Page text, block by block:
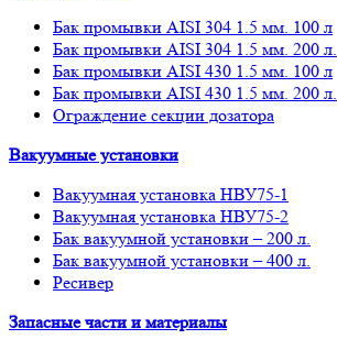
Бак промывки AISI 304 1.5 мм. 100 л
Бак промывки AISI 304 1.5 мм. 200 л.
Бак промывки AISI 430 1.5 мм. 100 л
Бак промывки AISI 430 1.5 мм. 200 л.
Ограждение секции дозатора
Вакуумные установки
Вакуумная установка НВУ75-1
Вакуумная установка НВУ75-2
Бак вакуумной установки – 200 л.
Бак вакуумной установки – 400 л.
Ресивер
Запасные части и материалы